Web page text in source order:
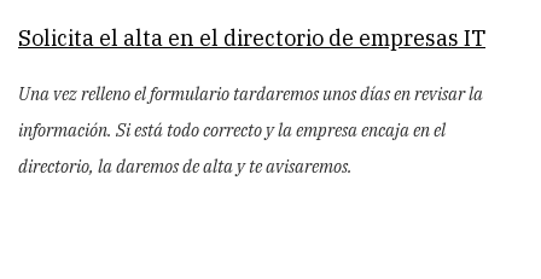
Solicita el alta en el directorio de empresas IT
Una vez relleno el formulario tardaremos unos días en revisar la
información. Si está todo correcto y la empresa encaja en el
directorio, la daremos de alta y te avisaremos.